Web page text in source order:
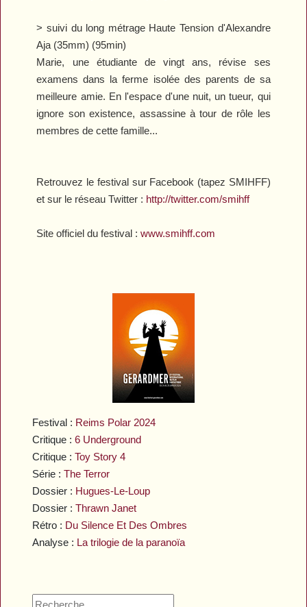
Festival : Reims Polar 2024
Critique :6 Underground
Critique :Toy Story 4
Série :The Terror
Dossier : Hugues-Le-Loup
Dossier :Thrawn Janet
Rétro : Du Silence Et Des Ombres
Analyse : La trilogie de la paranoïa
> suivi du long métrage Haute Tension d'Alexandre
Aja (35mm) (95min)
Marie, une étudiante de vingt ans, révise ses
examens dans la ferme isolée des parents de sa
meilleure amie. En l'espace d'une nuit, un tueur, qui
ignore son existence, assassine à tour de rôle les
membres de cette famille...
Retrouvez le festival sur Facebook (tapez SMIHFF)
et sur le réseau Twitter : http://twitter.com/smihff
Site officiel du festival :www.smihff.com